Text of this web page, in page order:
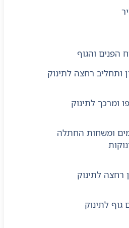
הפנים והגוף
ותחליב רחצה לתינוק
ומרכך לתינוק
ומשחות החתלה
רחצה לתינוק
גוף לתינוק